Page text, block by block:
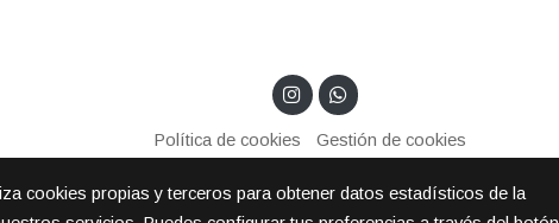
Política de cookies Gestión de cookies
cookies propias y terceros para obtener datos estadísticos de la